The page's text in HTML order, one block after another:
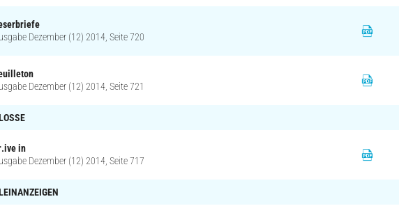
Dezember (12) 2014, Seite 720
Dezember (12) 2014, Seite 721
in
Dezember (12) 2014, Seite 717